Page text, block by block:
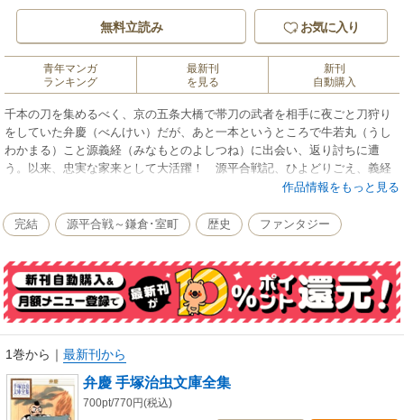
無料立読み お気に入り
青年マンガ
ランキング
最新刊
を見る
新刊
自動購入
千本の刀を集めるべく、京の五条大橋で帯刀の武者を相手に夜ごと刀狩り
をしていた弁慶（べんけい）だが、あと一本というところで牛若丸（うし
わかまる）こと源義経（みなもとのよしつね）に出会い、返り討ちに遭
う。以来、忠実な家来として大活躍！ 源平合戦記、ひよどりごえ、義経
を守るために盾となり、立ったまま絶命した弁慶の立ち往生。忠義に殉じ
膳』『ピストルをあたまにのせた人びと』『夏草物語』を収録。 ＜手塚
治虫漫画全集収録巻数＞『弁慶』（手塚治虫漫画全集MT41『弁慶』収
膳』（手塚治虫漫画全集MT68『丹下左膳』収録）/『ピストルをあたまに
のせた人びと』（手塚治虫漫画全集MT68『丹下左膳』収録）/『夏草物
語』（手塚治虫漫画全集MT50『夜明け城』収録） ＜初出掲載＞『弁
おもしろブック付録/『丹下左膳』 1954年12月号 おもしろブック付録/
『ピストルをあたまにのせた人びと』 1952年11月号 少年画報付録/『夏
草物語』 1954年6月号 漫画少年掲載
作品情報をもっと見る
完結 源平合戦～鎌倉･室町 歴史 ファンタジー
1巻から ｜ 最新刊から
弁慶 手塚治虫文庫全集
700pt/770円(税込)